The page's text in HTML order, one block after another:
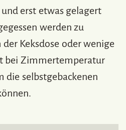
erst etwas gelagert
werden zu
Keksdose oder wenige
bei Zimmertemperatur
die selbstgebackenen